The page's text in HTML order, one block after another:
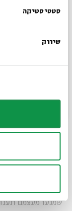
סטטיסטיקה
שיווק
בסדום היין
יונייטד קינג,
ושוב נראה
אם זה היה סיפור
שמנעו מעצמם